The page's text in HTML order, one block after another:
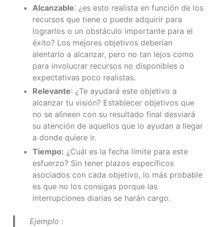
Alcanzable: ¿es esto realista en función de los
recursos que tiene o puede adquirir para
lograrlos o un obstáculo importante para el
éxito? Los mejores objetivos deberían
alentarlo a alcanzar, pero no tan lejos como
para involucrar recursos no disponibles o
expectativas poco realistas.
Relevante: ¿Te ayudará este objetivo a
alcanzar tu visión? Establecer objetivos que
no se alineen con su resultado final desviará
su atención de aquellos que lo ayudan a llegar
a donde quiere ir.
Tiempo: ¿Cuál es la fecha límite para este
esfuerzo? Sin tener plazos específicos
asociados con cada objetivo, lo más probable
es que no los consigas porque las
interrupciones diarias se harán cargo.
Ejemplo :